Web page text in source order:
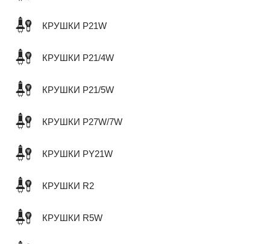
КРУШКИ P21W
КРУШКИ P21/4W
КРУШКИ P21/5W
КРУШКИ P27W/7W
КРУШКИ PY21W
КРУШКИ R2
КРУШКИ R5W